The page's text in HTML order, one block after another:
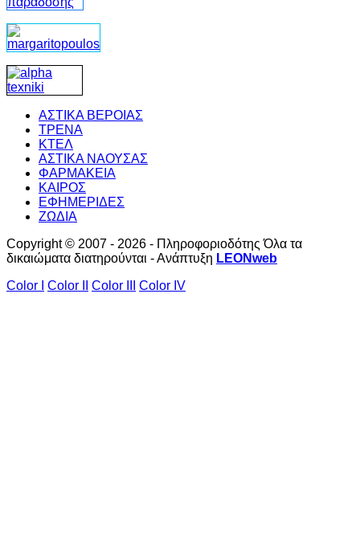
ΑΣΤΙΚΑ ΒΕΡΟΙΑΣ
ΤΡΕΝΑ
ΚΤΕΛ
ΑΣΤΙΚΑ ΝΑΟΥΣΑΣ
ΦΑΡΜΑΚΕΙΑ
ΚΑΙΡΟΣ
ΕΦΗΜΕΡΙΔΕΣ
ΖΩΔΙΑ
Copyright © 2007 - 2026 - Πληροφοριοδότης Όλα τα
δικαιώματα διατηρούνται - Ανάπτυξη LEONweb
Color I
Color II Color III Color IV